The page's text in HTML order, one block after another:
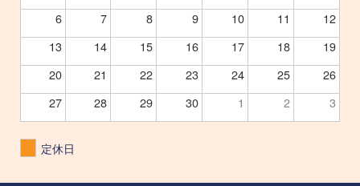
6
7 8 9 10 11
12
13
14 15 16 17 18
19
20
21 22 23 24 25
26
27
28 29 30 1 2 3
定休日